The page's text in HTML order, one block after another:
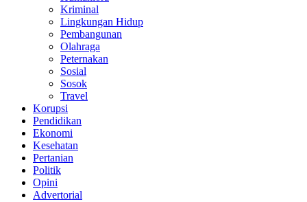
Kriminal
Lingkungan Hidup
Pembangunan
Olahraga
Peternakan
Sosial
Sosok
Travel
Korupsi
Pendidikan
Ekonomi
Kesehatan
Pertanian
Politik
Opini
Advertorial